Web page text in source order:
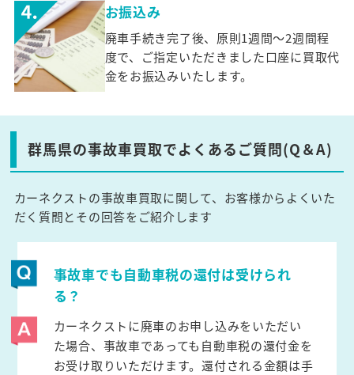
お振込み
廃車手続き完了後、原則1週間～2週間程
度で、ご指定いただきました口座に買取代
金をお振込みいたします。
群馬県の事故車買取でよくあるご質問(Q＆A)
カーネクストの事故車買取に関して、お客様からよくいた
だく質問とその回答をご紹介します
事故車でも自動車税の還付は受けられ
る？
カーネクストに廃車のお申し込みをいただい
た場合、事故車であっても自動車税の還付金を
お受け取りいただけます。還付される金額は手